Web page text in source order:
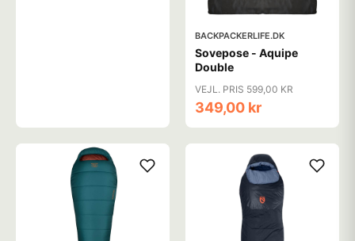
BACKPACKERLIFE.DK
Sovepose - Aquipe
Double
VEJL. PRIS 599,00 KR
349,00 kr